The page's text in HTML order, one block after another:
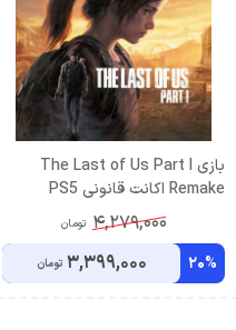
بازی The Last of Us Part I
Remake اکانت قانونی PS5
ظرفیت سوم اشتراکی
4,279,000 تومان
20%
3,399,000 تومان